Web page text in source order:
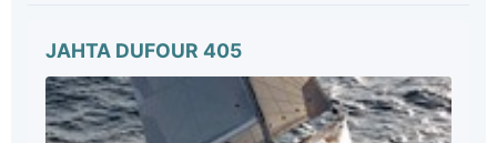
JAHTA DUFOUR 405